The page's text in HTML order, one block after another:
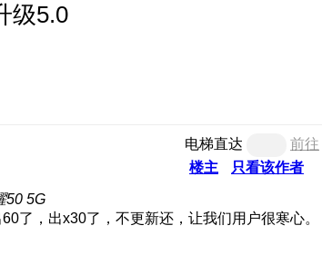
级5.0
电梯直达
前往
楼主
只看该作者
50 5G
了，出x30了，不更新还，让我们用户很寒心。